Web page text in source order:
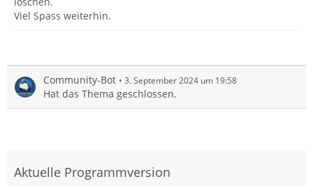
Viel Spass weiterhin.
Community-Bot 3. September 2024 um 19:58
Hat das Thema geschlossen.
Aktuelle Programmversion